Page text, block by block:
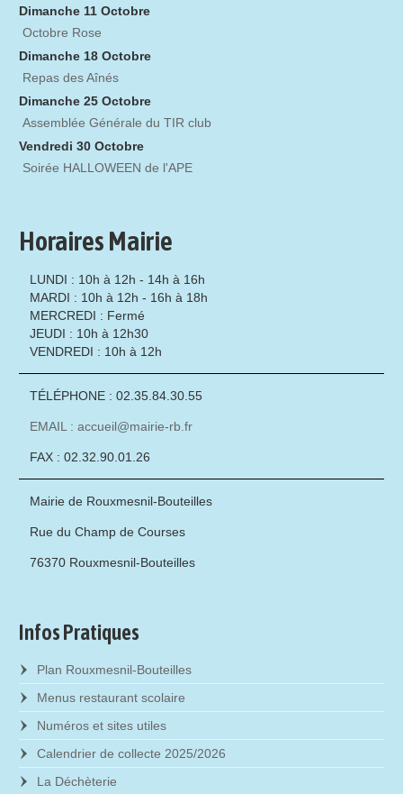
Dimanche 11 Octobre
Octobre Rose
Dimanche 18 Octobre
Repas des Aînés
Dimanche 25 Octobre
Assemblée Générale du TIR club
Vendredi 30 Octobre
Soirée HALLOWEEN de l'APE
Horaires Mairie
LUNDI : 10h à 12h - 14h à 16h
MARDI : 10h à 12h - 16h à 18h
MERCREDI : Fermé
JEUDI : 10h à 12h30
VENDREDI : 10h à 12h
TÉLÉPHONE : 02.35.84.30.55
EMAIL : accueil@mairie-rb.fr
FAX : 02.32.90.01.26
Mairie de Rouxmesnil-Bouteilles
Rue du Champ de Courses
76370 Rouxmesnil-Bouteilles
Infos Pratiques
Plan Rouxmesnil-Bouteilles
Menus restaurant scolaire
Numéros et sites utiles
Calendrier de collecte 2025/2026
La Déchèterie